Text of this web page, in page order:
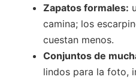
Zapatos formales:
camina; los
cuestan menos.
Conjuntos de
lindos para la foto,